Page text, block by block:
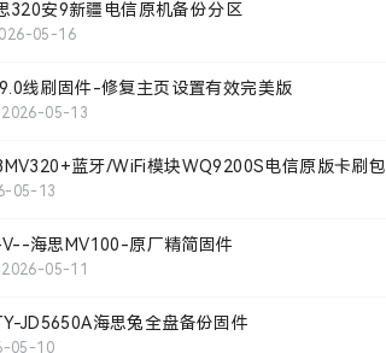
320安9新疆电信原机备份分区
05-16
线刷固件-修复主页设置有效完美版
2026-05-13
蓝牙/WiFi模块WQ9200S电信原版卡刷包
05-13
海思MV100-原厂精简固件
2026-05-11
JD5650A海思兔全盘备份固件
05-10